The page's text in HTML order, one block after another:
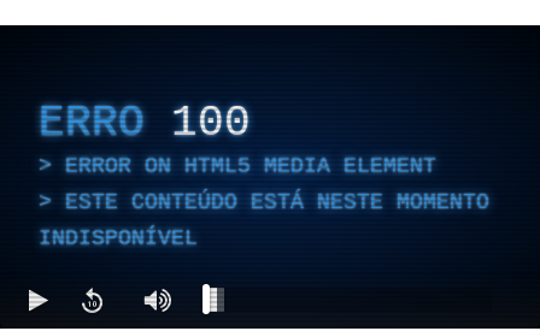
ERRO 100
ERROR ON HTML5 MEDIA ELEMENT
ESTE CONTEÚDO ESTÁ NESTE MOMENTO
INDISPONÍVEL